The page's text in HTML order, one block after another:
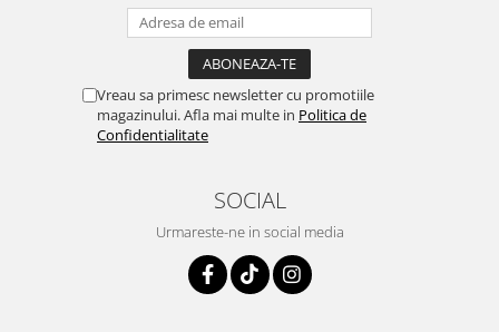
Vreau sa primesc newsletter cu promotiile
magazinului. Afla mai multe in Politica de
Confidentialitate
SOCIAL
Urmareste-ne in social media